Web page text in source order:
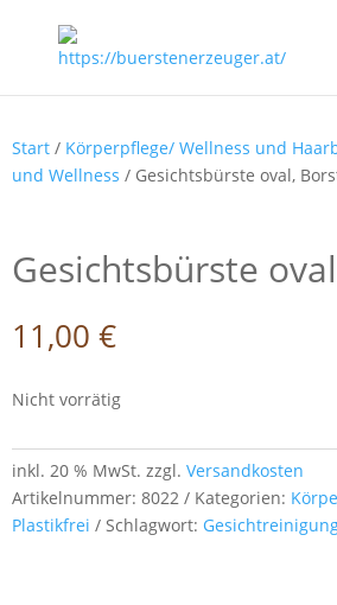
Start / Körperpflege/ Wellness und
und Wellness / Gesichtsbürste oval,
Gesichtsbürste
11,00 €
Nicht vorrätig
inkl. 20 % MwSt. zzgl. Versandkosten
Artikelnummer: 8022 Kategorien:
Plastikfrei
Schlagwort: